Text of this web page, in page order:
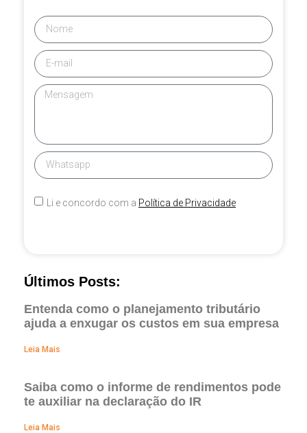
Li e concordo com a Política de Privacidade
Últimos Posts:
Entenda como o planejamento tributário
ajuda a enxugar os custos em sua empresa
Leia Mais
Saiba como o informe de rendimentos pode
te auxiliar na declaração do IR
Leia Mais